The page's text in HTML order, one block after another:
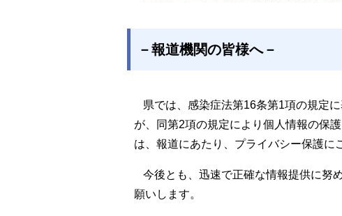
－報道機関の皆様へ－
県では、感染症法第16条第1項の規定
が、同第2項の規定により個人情報の保
は、報道にあたり、プライバシー保護に
今後とも、迅速で正確な情報提供に努
願いします。